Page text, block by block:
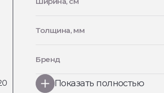
Толщина, мм
Бренд
Показать полностью